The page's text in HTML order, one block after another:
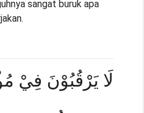
sangat buruk apa
لَا يَرْقُبُوْنَ فِيْ